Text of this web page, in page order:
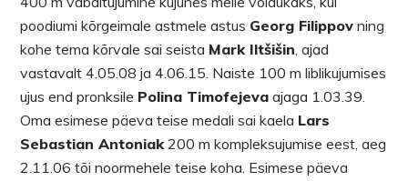
poodiumi kõrgeimale astmele astus Georg Filippov ning
kohe tema kõrvale sai seista Mark Iltšišin, ajad
vastavalt 4.05.08 ja 4.06.15. Naiste 100 m liblikujumises
ujus end pronksile Polina Timofejeva ajaga 1.03.39.
Oma esimese päeva teise medali sai kaela Lars
Sebastian Antoniak200 m kompleksujumise eest, aeg
2.11.06 tõi noormehele teise koha. Esimese päeva